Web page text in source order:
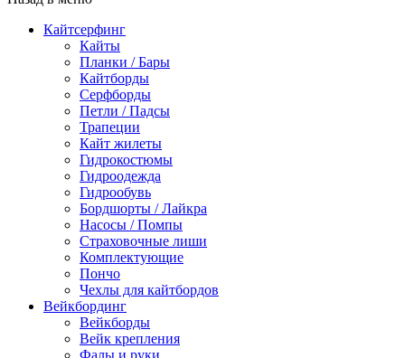
Кайтсерфинг
Кайты
Планки / Бары
Кайтборды
Серфборды
Петли / Падсы
Трапеции
Кайт жилеты
Гидрокостюмы
Гидроодежда
Гидрообувь
Бордшорты / Лайкра
Насосы / Помпы
Страховочные лиши
Комплектующие
Пончо
Чехлы для кайтбордов
Вейкбординг
Вейкборды
Вейк крепления
Фалы и руки